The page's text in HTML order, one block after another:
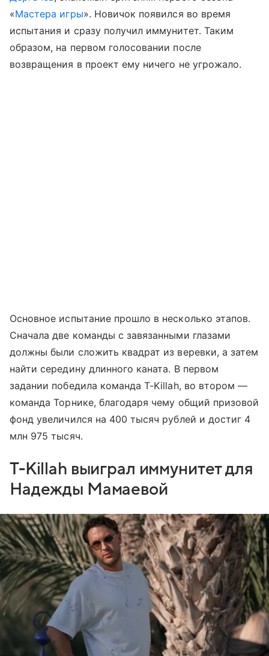
«Мастера игры». Новичок появился во время
испытания и сразу получил иммунитет. Таким
образом, на первом голосовании после
возвращения в проект ему ничего не угрожало.
Основное испытание прошло в несколько этапов.
Сначала две команды с завязанными глазами
должны были сложить квадрат из веревки, а затем
найти середину длинного каната. В первом
задании победила команда T-Killah, во втором —
команда Торнике, благодаря чему общий призовой
фонд увеличился на 400 тысяч рублей и достиг 4
млн 975 тысяч.
T-Killah выиграл иммунитет для
Надежды Мамаевой